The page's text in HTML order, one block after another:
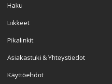
Haku
Liikkeet
Pikalinkit
Asiakastuki & Yhteystiedot
Käyttöehdot